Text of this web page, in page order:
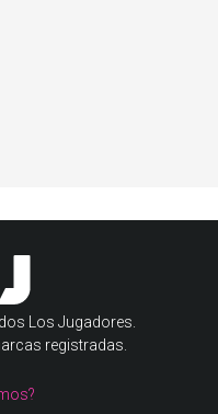
Los Jugadores.
registradas.